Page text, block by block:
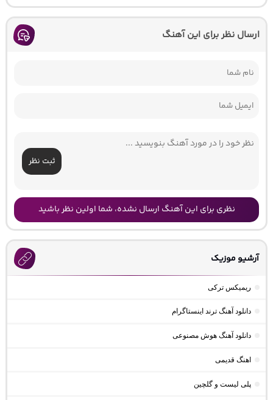
ارسال نظر برای این آهنگ
ثبت نظر
نظری برای این آهنگ ارسال نشده، شما اولین نظر باشید
آرشیو موزیک
ریمیکس ترکی
دانلود آهنگ ترند اینستاگرام
دانلود آهنگ هوش مصنوعی
اهنگ قدیمی
پلی لیست و گلچین